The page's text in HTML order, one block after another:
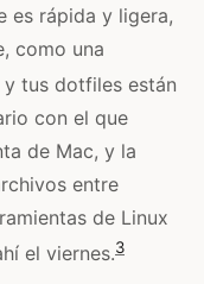
es rápida y ligera,
como una
tus dotfiles están
con el que
de Mac, y la
entre
de Linux
el viernes.3